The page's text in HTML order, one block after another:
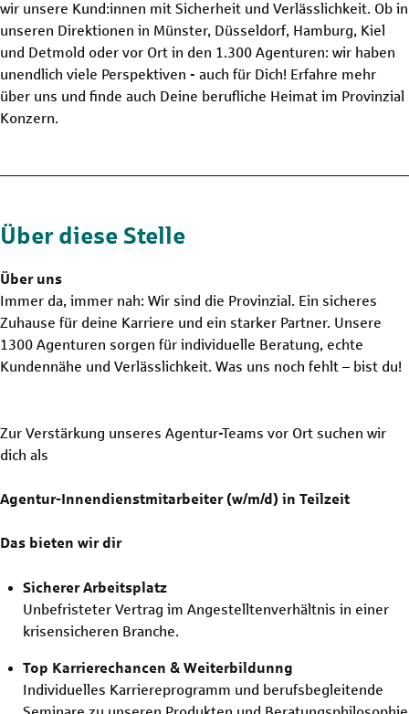
wir unsere Kund:innen mit Sicherheit und Verlässlichkeit. Ob in
unseren Direktionen in Münster, Düsseldorf, Hamburg, Kiel
und Detmold oder vor Ort in den 1.300 Agenturen: wir haben
unendlich viele Perspektiven - auch für Dich! Erfahre mehr
über uns und finde auch Deine berufliche Heimat im Provinzial
Konzern.
Über diese Stelle
Über uns
Immer da, immer nah: Wir sind die Provinzial. Ein sicheres
Zuhause für deine Karriere und ein starker Partner. Unsere
1300 Agenturen sorgen für individuelle Beratung, echte
Kundennähe und Verlässlichkeit. Was uns noch fehlt – bist du!
Zur Verstärkung unseres Agentur-Teams vor Ort suchen wir
dich als
Agentur-Innendienstmitarbeiter (w/m/d) in Teilzeit
Das bieten wir dir
Sicherer Arbeitsplatz
Unbefristeter Vertrag im Angestelltenverhältnis in einer
krisensicheren Branche.
Top Karrierechancen & Weiterbildunng
Individuelles Karriereprogramm und berufsbegleitende